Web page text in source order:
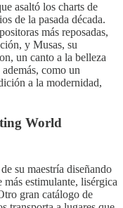
asaltó los charts de
de la pasada década.
más reposadas,
y Musas, su
un canto a la belleza
como un
a la modernidad,
World
su maestría diseñando
estimulante, lisérgica
gran catálogo de